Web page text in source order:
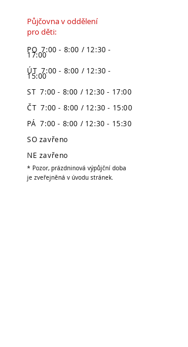
Půjčovna v oddělení
pro děti:
PO 7:00 - 8:00 / 12:30 -
17:00
ÚT 7:00 - 8:00 / 12:30 -
15:00
ST 7:00 - 8:00 / 12:30 - 17:00
ČT 7:00 - 8:00 / 12:30 - 15:00
PÁ 7:00 - 8:00 / 12:30 - 15:30
SO zavřeno
NE zavřeno
* Pozor, prázdninová výpůjční doba
je zveřejněná v úvodu stránek.